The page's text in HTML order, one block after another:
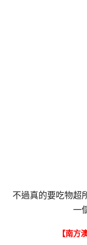
不過真的要吃物超
一
【南方